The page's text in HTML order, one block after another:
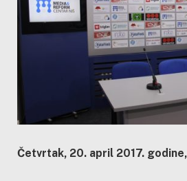
Četvrtak, 20. april 2017.